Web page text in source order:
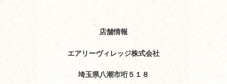
店舗情報
エアリーヴィレッジ株式会社
埼玉県八潮市垳５１８